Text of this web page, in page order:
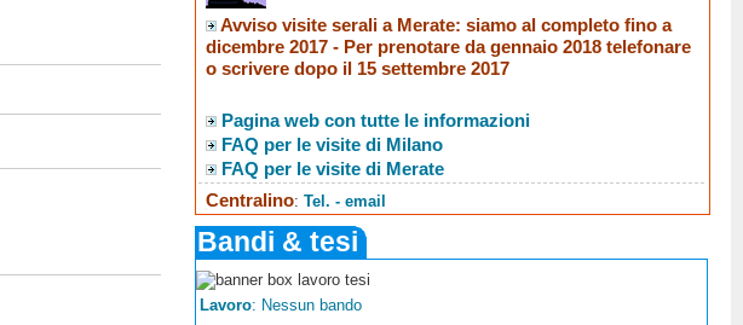
Avviso visite serali a Merate: siamo al completo fino a
dicembre 2017 - Per prenotare da gennaio 2018 telefonare
o scrivere dopo il 15 settembre 2017
Pagina web con tutte le informazioni
FAQ per le visite di Milano
FAQ per le visite di Merate
Centralino:Tel. - email
Bandi & tesi
Lavoro: Nessun bando